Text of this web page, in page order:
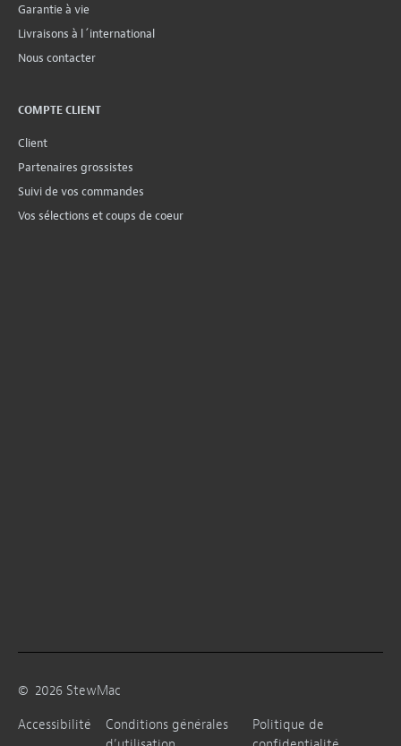
Garantie à vie
Livraisons à l´international
Nous contacter
COMPTE CLIENT
Client
Partenaires grossistes
Suivi de vos commandes
Vos sélections et coups de coeur
© 2026 StewMac
Accessibilité
Conditions générales
Politique de